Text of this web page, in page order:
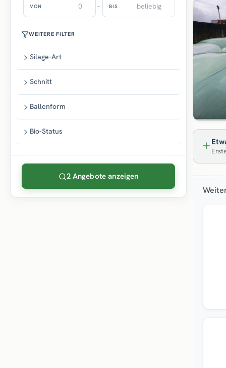
VON – BIS
WEITERE FILTER
Silage-Art
Schnitt
Ballenform
Bio-Status
2 Angebote anzeigen